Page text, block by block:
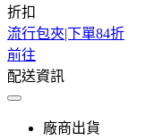
折扣
流行包夾|下單84折
前往
配送資訊
廠商出貨